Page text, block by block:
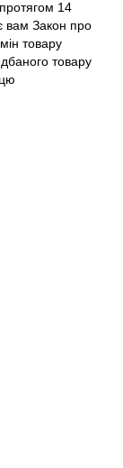
14
вам Закон про
товару
товару